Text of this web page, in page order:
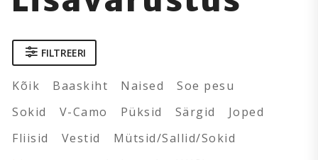
FILTREERI
Kõik Baaskiht Naised
Soe pesu
Sokid
V-Camo Püksid Särgid
Joped
Fliisid
Vestid
Mütsid/Sallid/Sokid